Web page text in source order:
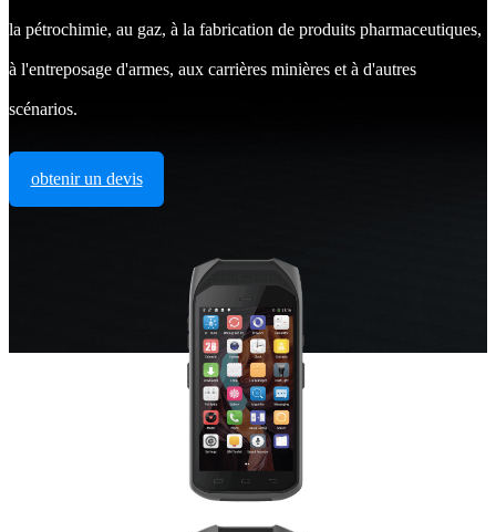
la pétrochimie, au gaz, à la fabrication de produits pharmaceutiques,
à l'entreposage d'armes, aux carrières minières et à d'autres
scénarios.
obtenir un devis